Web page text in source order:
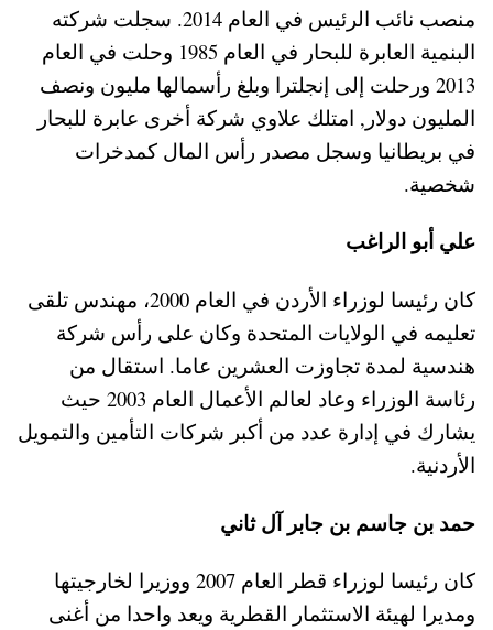
منصب نائب الرئيس في العام 2014. سجلت شركته
البنمية العابرة للبحار في العام 1985 وحلت في العام
2013 ورحلت إلى إنجلترا وبلغ رأسمالها مليون ونصف
المليون دولار, امتلك علاوي شركة أخرى عابرة للبحار
في بريطانيا وسجل مصدر رأس المال كمدخرات
شخصية.
علي أبو الراغب
كان رئيسا لوزراء الأردن في العام 2000، مهندس تلقى
تعليمه في الولايات المتحدة وكان على رأس شركة
هندسية لمدة تجاوزت العشرين عاما. استقال من
رئاسة الوزراء وعاد لعالم الأعمال العام 2003 حيث
يشارك في إدارة عدد من أكبر شركات التأمين والتمويل
الأردنية.
حمد بن جاسم بن جابر آل ثاني
كان رئيسا لوزراء قطر العام 2007 ووزيرا لخارجيتها
ومديرا لهيئة الاستثمار القطرية ويعد واحدا من أغنى